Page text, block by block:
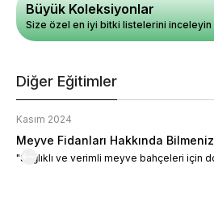
Büyük Koleksiyonlar
Size özel en iyi bitki listelerini inceleyin
Diğer Eğitimler
Kasım 2024
Meyve Fidanları Hakkında
"Sağlıklı ve verimli meyve bahçeleri için